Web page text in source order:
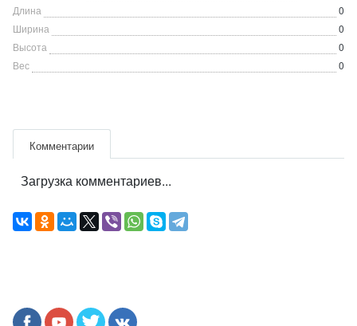
Длина
0
Ширина
0
Высота
0
Вес
0
Комментарии
Загрузка комментариев...